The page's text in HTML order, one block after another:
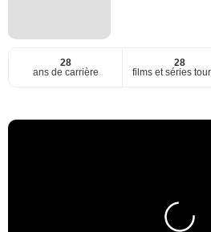
28
ans de carrière
28
films et séries